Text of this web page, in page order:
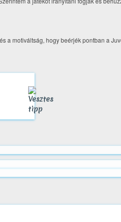
a motiváltság, hogy beérjék pontban a